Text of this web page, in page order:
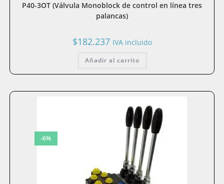
P40-3OT (Válvula Monoblock de control en línea tres
palancas)
$182.237 IVA incluido
Añadir al carrito
-6%